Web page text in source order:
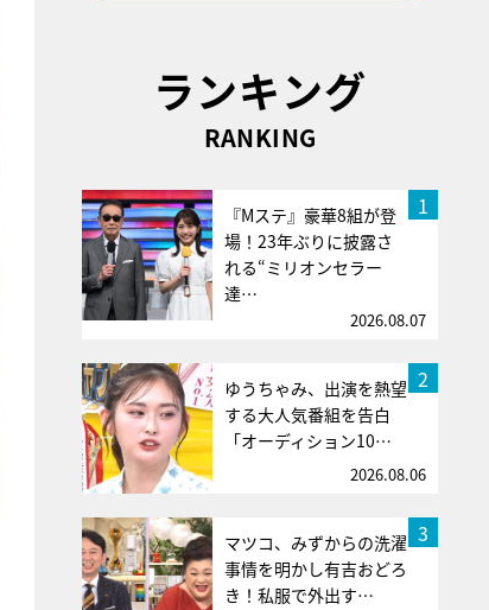
ランキング
RANKING
1
『Mステ』豪華8組が登
場！23年ぶりに披露さ
れる“ミリオンセラー
達…
2026.08.07
2
ゆうちゃみ、出演を熱望
する大人気番組を告白
「オーディション10…
2026.08.06
3
マツコ、みずからの洗濯
事情を明かし有吉おどろ
き！私服で外出す…